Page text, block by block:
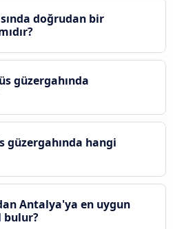
doğrudan bir
güzergahında
hangi
Antalya'ya en uygun
bulur?